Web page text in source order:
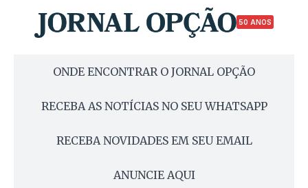
50 ANOS
ONDE ENCONTRAR O JORNAL OPÇÃO
RECEBA AS NOTÍCIAS NO SEU WHATSAPP
RECEBA NOVIDADES EM SEU EMAIL
ANUNCIE AQUI